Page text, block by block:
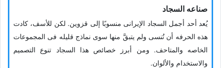
صناعه السجاد
یُعد أحد أجمل السجاد الإیرانی منسوبًا إلى قزوین. لکن للأسف، کادت
هذه الحرفه أن تُنسى ولم یتبقَّ منها سوى نماذج قلیله فی المجموعات
الخاصه والمتاحف. ومن أبرز خصائص هذا السجاد تنوع التصمیم
والاستخدام والألوان.